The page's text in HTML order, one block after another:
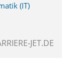
(IT)
JET.DE